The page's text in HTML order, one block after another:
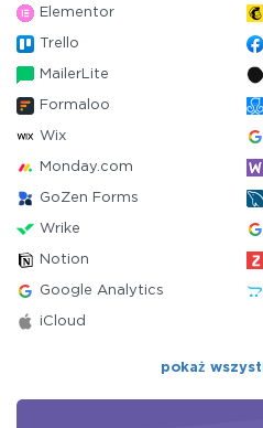
Elementor
Trello
MailerLite
Formaloo
Wix
Monday.com
GoZen Forms
Wrike
Notion
Google Analytics
iCloud
pokaż